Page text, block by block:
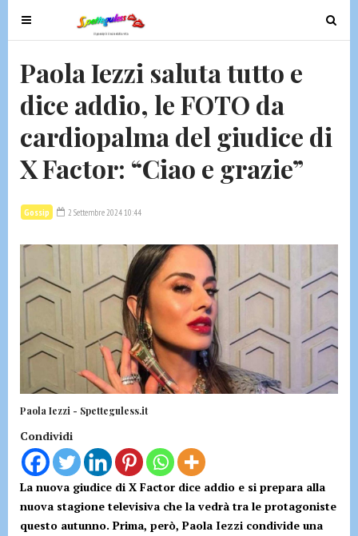
T
o
g
e
n
v
g
t
o
n
T
o
n
t
i
o
Paola Iezzi saluta tutto e
dice addio, le FOTO da
cardiopalma del giudice di
X Factor: “Ciao e grazie”
Gossip 2 Settembre 2024 10:44
Paola Iezzi - Spetteguless.it
Condividi
La nuova giudice di X Factor dice addio e si prepara alla
nuova stagione televisiva che la vedrà tra le protagoniste
questo autunno. Prima, però, Paola Iezzi condivide una